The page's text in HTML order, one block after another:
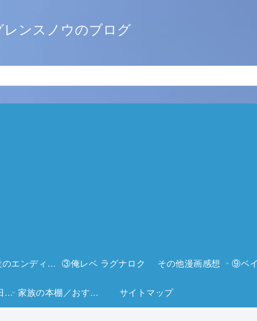
レンスノウのブログ
②悪役のエンディングは死のみ ③俺レベ ラグナロク その他漫画感想
映画・テレビ・日常生活 家族の本棚／おすすめミュージアム サイトマップ